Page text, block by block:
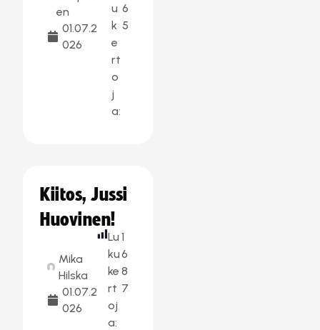
en
01.07.2
026
u
k
e
rt
o
j
a:
6
5
Kiitos, Jussi
Huovinen!
Mika
Hilska
01.07.2
026
Lu
ku
ke
rt
oj
a:
1
6
8
7